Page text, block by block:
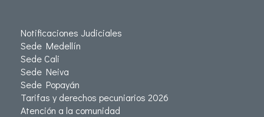
Notificaciones Judiciales
Sede Medellín
Sede Cali
Sede Neiva
Sede Popayán
Tarifas y derechos pecuniarios 2026
Atención a la comunidad